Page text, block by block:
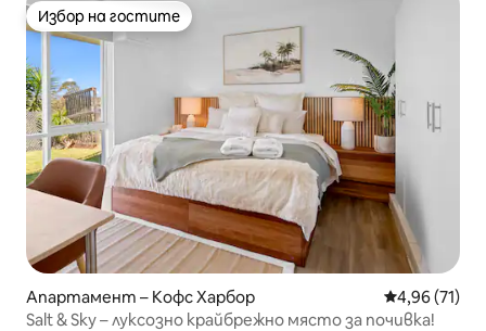
Избор на гостите
Избор на гостите
Апартамент – Кофс Харбор Средна
4,96 (71)
Salt & Sky – луксозно крайбрежно място за почивка!